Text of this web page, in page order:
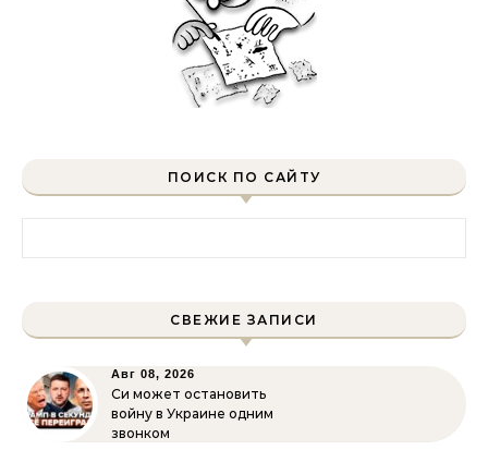
ПОИСК ПО САЙТУ
СВЕЖИЕ ЗАПИСИ
Авг 08, 2026
Си может остановить
войну в Украине одним
звонком